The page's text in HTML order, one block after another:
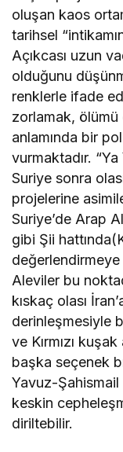
oluşan kaos
tarihsel
Açıkcası uzun
olduğunu
renklerle ifade
zorlamak, ölümü
anlamında bir
vurmaktadır.
Suriye sonra
projelerine
Suriye’de Arap
gibi Şii
Aleviler bu
kıskaç olası
derinleşmesiyle
ve Kırmızı
başka seçenek
Yavuz-
keskin
diriltebilir.